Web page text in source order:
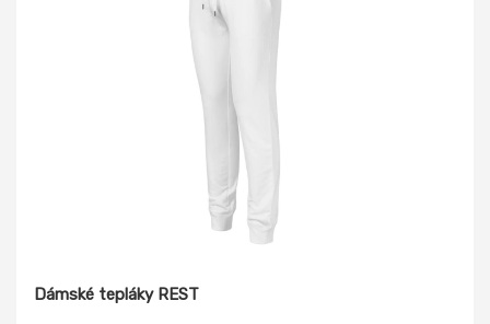
Dámské tepláky REST